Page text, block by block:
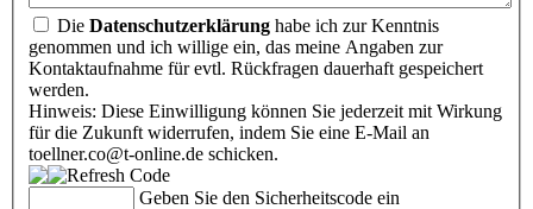
Die Datenschutzerklärung habe ich zur Kenntnis
genommen und ich willige ein, das meine Angaben zur
Kontaktaufnahme für evtl. Rückfragen dauerhaft gespeichert
werden.
Hinweis: Diese Einwilligung können Sie jederzeit mit Wirkung
für die Zukunft widerrufen, indem Sie eine E-Mail an
toellner.co@t-online.de schicken.
Geben Sie den Sicherheitscode ein